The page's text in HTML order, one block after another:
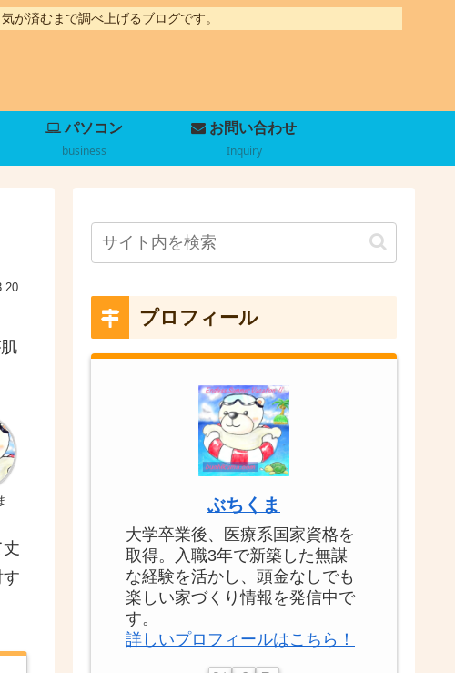
が済むまで調べ上げるブログです。
パソコン
business
お問い合わせ
Inquiry
プロフィール
ぶちくま
大学卒業後、医療系国家資格を
取得。入職3年で新築した無謀
な経験を活かし、頭金なしでも
楽しい家づくり情報を発信中で
す。
詳しいプロフィールはこちら！